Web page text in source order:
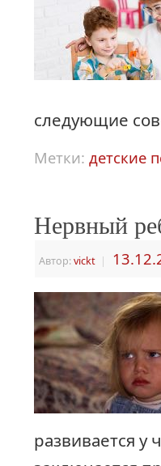
следующие
Метки: детские
Нервный
Автор:vickt |
развивается у